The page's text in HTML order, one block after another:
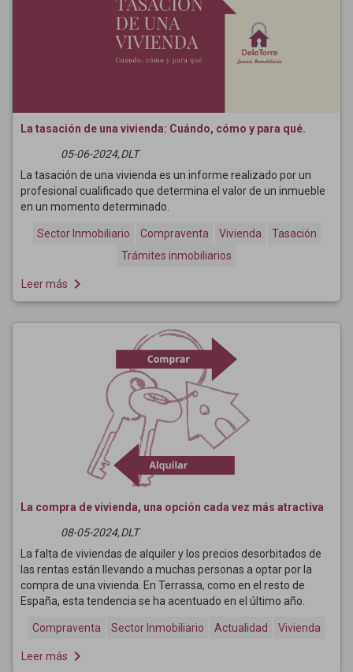
La tasación de una vivienda: Cuándo, cómo y para qué.
05-06-2024,DLT
La tasación de una vivienda es un informe realizado por un
profesional cualificado que determina el valor de un inmueble
en un momento determinado.
Sector Inmobiliario Compraventa Vivienda
Tasación
Trámites inmobiliarios
Leer más navigate_next
La compra de vivienda, una opción cada vez más atractiva
08-05-2024,DLT
La falta de viviendas de alquiler y los precios desorbitados de
las rentas están llevando a muchas personas a optar por la
compra de una vivienda. En Terrassa, como en el resto de
España, esta tendencia se ha acentuado en el último año.
Compraventa Sector Inmobiliario Actualidad Vivienda
Leer más navigate_next